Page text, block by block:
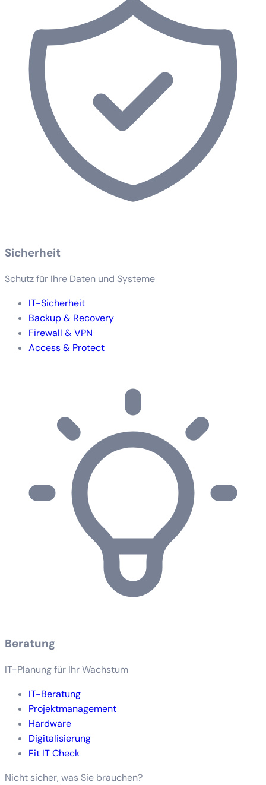
Sicherheit
Schutz für Ihre Daten und Systeme
IT-Sicherheit
Backup & Recovery
Firewall & VPN
Access & Protect
Beratung
IT-Planung für Ihr Wachstum
IT-Beratung
Projektmanagement
Hardware
Digitalisierung
Fit IT Check
Nicht sicher, was Sie brauchen?